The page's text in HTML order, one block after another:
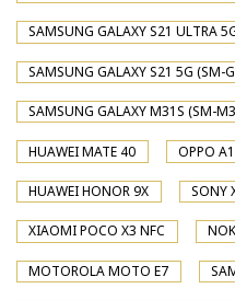
SAMSUNG GALAXY S21 ULTRA
SAMSUNG GALAXY S21 5G (SM-
SAMSUNG GALAXY M31S (SM-
HUAWEI MATE 40 OPPO
HUAWEI HONOR 9X SONY
XIAOMI POCO X3 NFC
MOTOROLA MOTO E7